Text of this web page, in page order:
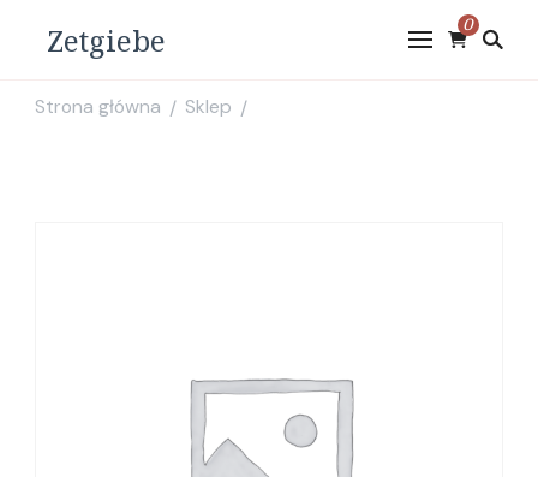
Zetgiebe 0
Strona główna / Sklep /